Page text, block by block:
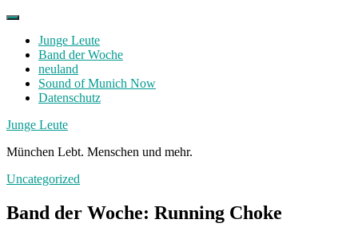
Skip
contentJunge Leute
Band der Woche
neuland
Sound of Munich Now
Datenschutz
Facebook
Twitter
Instagram
Junge Leute
München Lebt. Menschen und mehr.
Uncategorized
Band der Woche: Running Choke